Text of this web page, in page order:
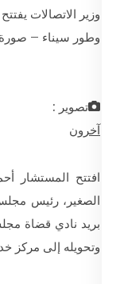
وزير الاتصالات
وطور سيناء –
تصوير :
آخرون
افتتح المستشار
الصغير، رئيس مجلس
بريد نادي قضاة
وتحويله إلى مركز